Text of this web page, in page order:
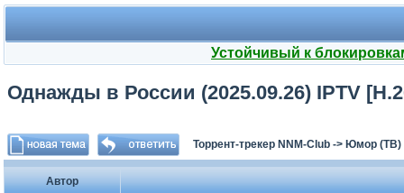
Устойчивый к
Однажды в России (2025.09.26) IPTV
Торрент-трекер NNM-Club -> Юмор (ТВ)
Автор